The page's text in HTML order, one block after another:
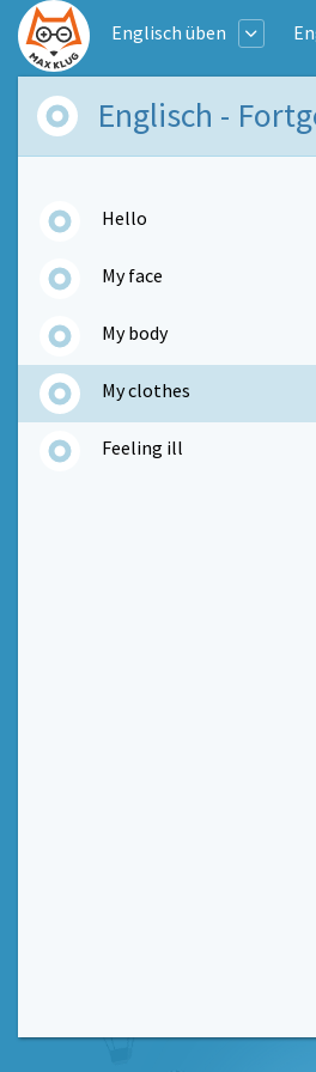
Englisch üben
Englisch -
Hello
My face
My body
My clothes
Feeling ill